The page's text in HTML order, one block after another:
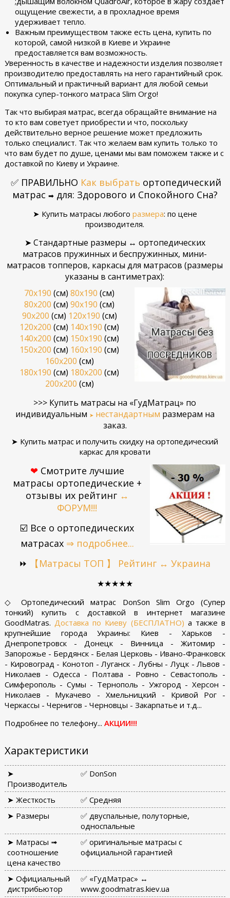
ощущение свежести, а в прохладное время
удерживает тепло.
Важным преимуществом также есть цена, купить по
которой, самой низкой в Киеве и Украине
предоставляется вам возможность.
Уверенность в качестве и надежности изделия позволяет
производителю предоставлять на него гарантийный срок.
Оптимальный и практичный вариант для любой семьи
покупка супер-тонкого матраса Slim Orgo!
Так что выбирая матрас, всегда обращайте внимание на
то кто вам советует приобрести и что, поскольку
действительно верное решение может предложить
только специалист. Так что желаем вам купить только то
что вам будет по душе, ценами мы вам поможем также и с
доставкой по Киеву и Украине.
✅ ПРАВИЛЬНО Как выбрать ортопедический
матрас ➡для: Здорового и Спокойного Сна?
➤ Купить матрасы любого размера: по цене
производителя.
➤ Стандартные размеры ↔ ортопедических
матрасов пружинных и беспружинных, мини-
матрасов топперов, каркасы для матрасов (размеры
указаны в сантиметрах):
70х190 (см)80x190 (см)
80х200 (см) 90x190 (см)
90x200 (см) 120x190 (см)
120x200 (см) 140x190 (см)
140x200 (см) 150x190 (см)
150х200 (см) 160x190 (см)
160x200 (см)
180x190(см) 180x200 (см)
200x200 (см)
>>> Купить матрасы на «ГудМатрац» по
индивидуальным ➤нестандартным размерам на
заказ.
➤ Купить матрас и получить скидку на ортопедический
каркас для кровати
❤ Смотрите лучшие
матрасы ортопедические +
отзывы их рейтинг ↔
ФОРУМ!!!
☑️ Все о ортопедических
матрасах⇒ подробнее...
⏩
【Матрасы ТОП 】 Рейтинг ↔ Украина
★★★★★
◇ Ортопедический матрас DonSon Slim Orgo (Супер
тонкий) купить с доставкой в интернет магазине
GoodMatras. Доставка по Киеву (БЕСПЛАТНО) а также в
крупнейшие города Украины: Киев - Харьков -
Днепропетровск - Донецк - Винница - Житомир -
Запорожье - Бердянск - Белая Церковь - Ивано-Франковск
- Кировоград - Конотоп - Луганск - Лубны - Луцк - Львов -
Николаев - Одесса - Полтава - Ровно - Севастополь -
Симферополь - Сумы - Тернополь - Ужгород - Херсон -
Николаев - Мукачево - Хмельницкий - Кривой Рог -
Черкассы - Чернигов - Черновцы - Закарпатье и т.д...
Подробнее по телефону... АКЦИИ!!!
Характеристики
➤
Производитель
✅ DonSon
➤ Жесткость
✅ Средняя
➤ Размеры
✅ двуспальные, полуторные,
односпальные
➤ Матрасы ➟
соотношение
цена качество
✅ оригинальные матрасы с
официальной гарантией
➤ Официальный
дистрибьютор
✅ «ГудМатрас» ↔
www.goodmatras.kiev.ua